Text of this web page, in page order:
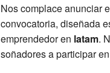
Nos complace anunciar
convocatoria, diseñada
emprendedor en latam.
soñadores a participar